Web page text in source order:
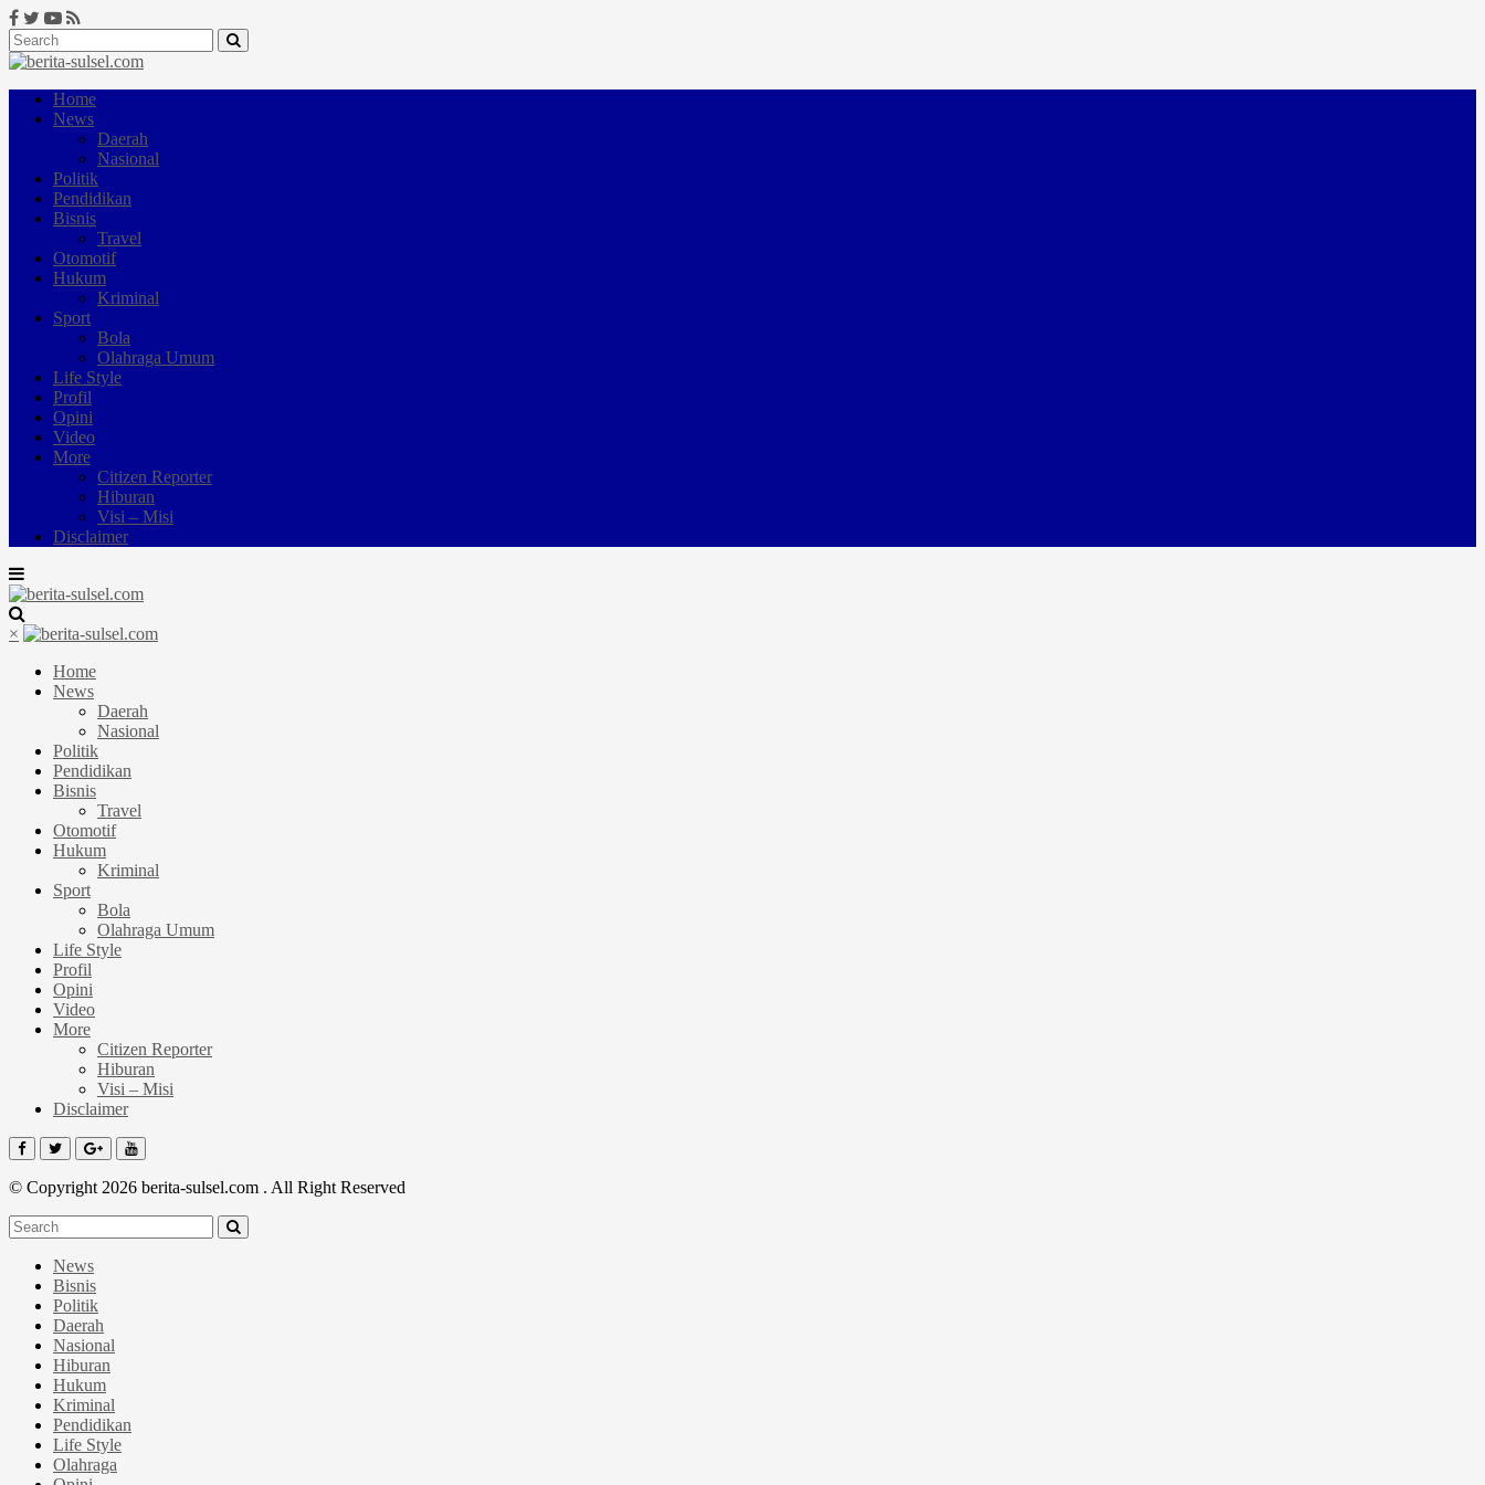
Home
News
Daerah
Nasional
Politik
Pendidikan
Bisnis
Travel
Otomotif
Hukum
Kriminal
Sport
Bola
Olahraga Umum
Life Style
Profil
Opini
Video
More
Citizen Reporter
Hiburan
Visi – Misi
Disclaimer
×
Home
News
Daerah
Nasional
Politik
Pendidikan
Bisnis
Travel
Otomotif
Hukum
Kriminal
Sport
Bola
Olahraga Umum
Life Style
Profil
Opini
Video
More
Citizen Reporter
Hiburan
Visi – Misi
Disclaimer
© Copyright 2026 berita-sulsel.com . All Right Reserved
News
Bisnis
Politik
Daerah
Nasional
Hiburan
Hukum
Kriminal
Pendidikan
Life Style
Olahraga